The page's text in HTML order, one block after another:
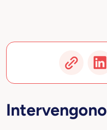
Intervengono